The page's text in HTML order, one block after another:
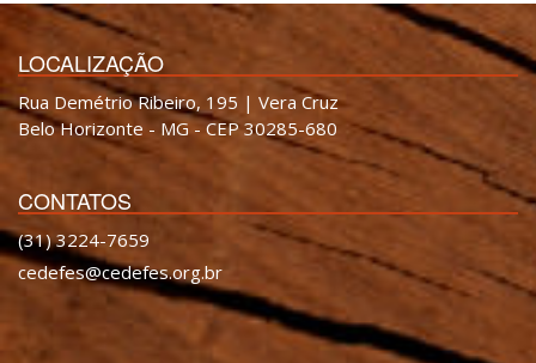
LOCALIZAÇÃO
Rua Demétrio Ribeiro, 195 | Vera Cruz
Belo Horizonte - MG - CEP 30285-680
CONTATOS
(31) 3224-7659
cedefes@cedefes.org.br